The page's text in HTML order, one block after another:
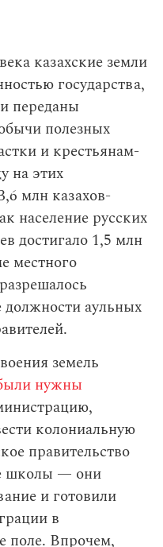
казахские земли
государства,
переданы
полезных
и крестьянам-
на этих
млн казахов-
население русских
достигало 1,5 млн
местного
должности аульных
земель
нужны
колониальную
правительство
школы — они
и готовили
в
поле. Впрочем,